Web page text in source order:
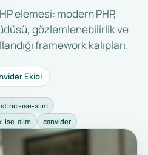
elemesi: modern PHP,
gözlemlenebilirlik ve
framework kalıpları.
Ekibi
ise-alim
ise-alim canvider